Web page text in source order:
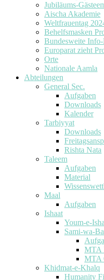
Jubiläums-
Aischa Akademie
Weltfrauentag
Behelfsmasken
Bundesweite
Europarat zieht
Orte
Nationale Aamla
Abteilungen
General Sec.
Aufgaben
Downloads
Kalender
Tarbiyyat
Downloads
Rishta Nata
Taleem
Aufgaben
Material
Maal
Aufgaben
Ishaat
Youm-e-
Sami-wa-
MTA
MTA
Khidmat-e-Khalq
Humanity